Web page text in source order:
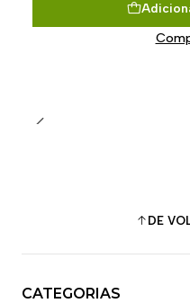
DE
CATEGORIAS